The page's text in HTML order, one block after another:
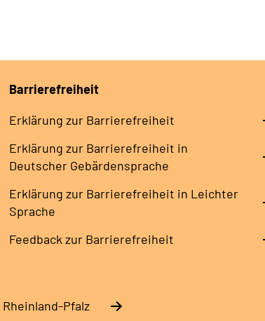
Barrierefreiheit
Erklärung zur Barrierefreiheit
Erklärung zur Barrierefreiheit in
Deutscher Gebärdensprache
Erklärung zur Barrierefreiheit in Leichter
Sprache
Feedback zur Barrierefreiheit
Pfalz